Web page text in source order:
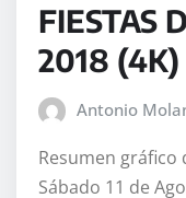
FIESTAS
2018 (4K)
Antonio
Resumen
Sábado 11 de